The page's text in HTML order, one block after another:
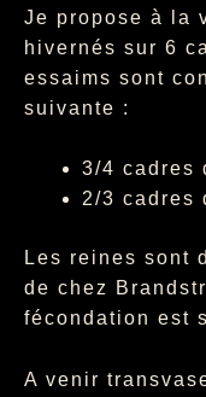
Je propose à la
hivernés sur 6
essaims sont
suivante :
3/4 cadres
2/3 cadres
Les reines sont
de chez
fécondation est
A venir